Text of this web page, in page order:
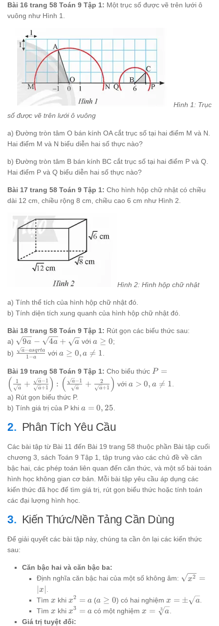
[katex]\frac{1}
{\sqrt{a}}
{3 -
\sqrt{3}}
{3 +
\sqrt{3}}
Bài 16 trang 58 Toán 9 Tập 1: Một trục số được vẽ trên lưới ô
vuông như Hình 1.
Hình 1: Trục
số được vẽ trên lưới ô vuông
a) Đường tròn tâm O bán kính OA cắt trục số tại hai điểm M và N.
Hai điểm M và N biểu diễn hai số thực nào?
b) Đường tròn tâm B bán kính BC cắt trục số tại hai điểm P và Q.
Hai điểm P và Q biểu diễn hai số thực nào?
Bài 17 trang 58 Toán 9 Tập 1: Cho hình hộp chữ nhật có chiều
dài 12 cm, chiều rộng 8 cm, chiều cao 6 cm như Hình 2.
Hình 2: Hình hộp chữ nhật
a) Tính thể tích của hình hộp chữ nhật đó.
b) Tính diện tích xung quanh của hình hộp chữ nhật đó.
Bài 18 trang 58 Toán 9 Tập 1: Rút gọn các biểu thức sau:
a) \sqrt{9a}
-
\sqrt{4a}
+
\sqrt{a}
9a − 4a + a vớia
\ge
a ≥ 0;
b) \frac{\sqrt{a}
- asqrt{a}}{1 -
a}
1−a
a−asqrta vớia
0,
a
\ne
1
a ≥ 0, a 
= 1.
Bài 19 trang 58 Toán 9 Tập 1: Cho biểu thức P =
{\sqrt{a}} +
\frac{\sqrt{a} -
+ 1}\right)
P =
( a
1 + a+1
a−1 ) : ( a
a−1 + a+1
2 ) với a >
a > 0, a 
= 1
a) Rút gọn biểu thức P.
b) Tính giá trị của P khi a =
a = 0, 25
Phân Tích Yêu Cầu
Các bài tập từ Bài 11 đến Bài 19 trang 58 thuộc phần Bài tập cuối
chương 3, sách Toán 9 Tập 1, tập trung vào các chủ đề về căn
bậc hai, các phép toán liên quan đến căn thức, và một số bài toán
hình học không gian cơ bản. Mỗi bài tập yêu cầu áp dụng các
kiến thức đã học để tìm giá trị, rút gọn biểu thức hoặc tính toán
các đại lượng hình học.
Kiến Thức/Nền Tảng Cần Dùng
Để giải quyết các bài tập này, chúng ta cần ôn lại các kiến thức
sau:
Căn bậc hai và căn bậc ba:
Định nghĩa căn bậc hai của một số không âm:
x2 =
∣x∣
Tìm x
x khi x^2
= a
x2 = a (a
\ge
a ≥ 0) có hai nghiệm x = \pm
\sqrt{a}
x = ± a
Tìm x
x khi x^3
= a
x3 = a có một nghiệmx =
x = 3 a
Giá trị tuyệt đối: